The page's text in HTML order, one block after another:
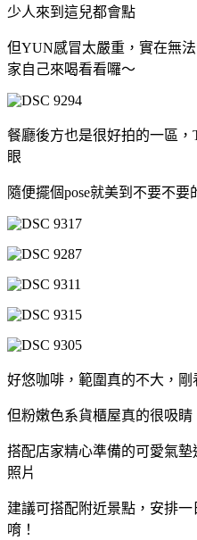
少人來到這兒都會點
但YUN感冒太嚴重，實在無
家自己來喝看看囉～
餐廳後方也是很好拍的一區
眼
隨便擺個pose就美到不要不要
好悠咖啡，範圍真的不大，
但粉嫩色系貨櫃屋真的很吸
搭配店家精心準備的可愛氣
照片
建議可搭配附近景點，安排
唷！